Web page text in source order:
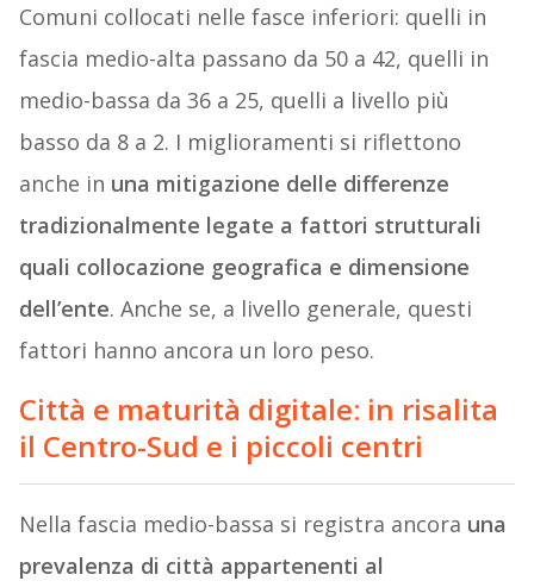
Comuni collocati nelle fasce inferiori: quelli in
fascia medio-alta passano da 50 a 42, quelli in
medio-bassa da 36 a 25, quelli a livello più
basso da 8 a 2. I miglioramenti si riflettono
anche in una mitigazione delle differenze
tradizionalmente legate a fattori strutturali
quali collocazione geografica e dimensione
dell’ente. Anche se, a livello generale, questi
fattori hanno ancora un loro peso.
Città e maturità digitale: in risalita
il Centro-Sud e i piccoli centri
Nella fascia medio-bassa si registra ancora una
prevalenza di città appartenenti al